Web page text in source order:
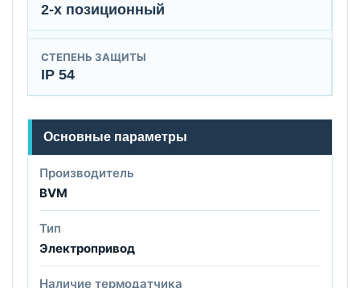
2-х позиционный
СТЕПЕНЬ ЗАЩИТЫ
IP 54
Основные параметры
Производитель
BVM
Тип
Электропривод
Наличие термодатчика